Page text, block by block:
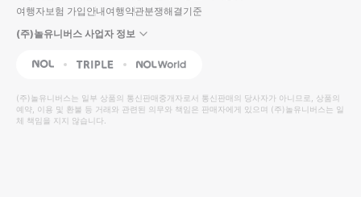
다.
높
은
순
동
영
상
여행자보험 가입안내여행약관분쟁해결기준
(주)놀유니버스 사업자 정보
NOL Triple Interpark Global
(주)놀유니버스는 일부 상품의 통신판매중개자로서 통신판매의 당사자가 아니므로, 상품의
예약, 이용 및 환불 등 거래와 관련된 의무와 책임은 판매자에게 있으며 (주)놀유니버스는 일
체 책임을 지지 않습니다.